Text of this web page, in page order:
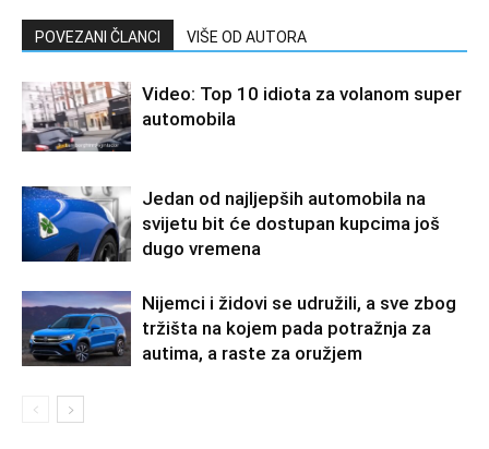
POVEZANI ČLANCI VIŠE OD AUTORA
Video: Top 10 idiota za volanom super
automobila
Jedan od najljepših automobila na
svijetu bit će dostupan kupcima još
dugo vremena
Nijemci i židovi se udružili, a sve zbog
tržišta na kojem pada potražnja za
autima, a raste za oružjem